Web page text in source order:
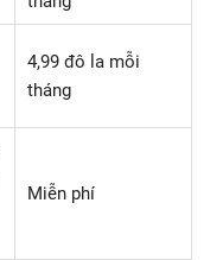
4,99 đô la mỗi
tháng
Miễn phí